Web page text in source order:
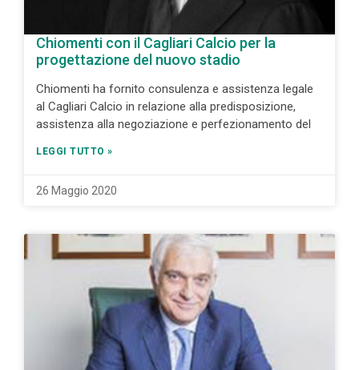
Chiomenti con il Cagliari Calcio per la
progettazione del nuovo stadio
Chiomenti ha fornito consulenza e assistenza legale
al Cagliari Calcio in relazione alla predisposizione,
assistenza alla negoziazione e perfezionamento del
LEGGI TUTTO »
26 Maggio 2020